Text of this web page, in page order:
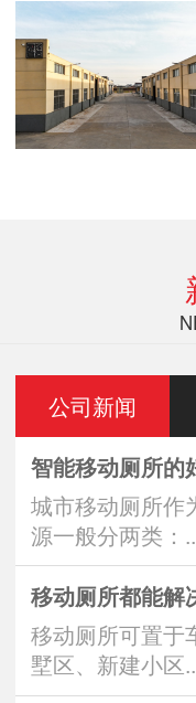
公司新闻
智能移动厕所的
城市移动厕所作
源一般分两类：
移动厕所都能解
移动厕所可置于
墅区、新建小区